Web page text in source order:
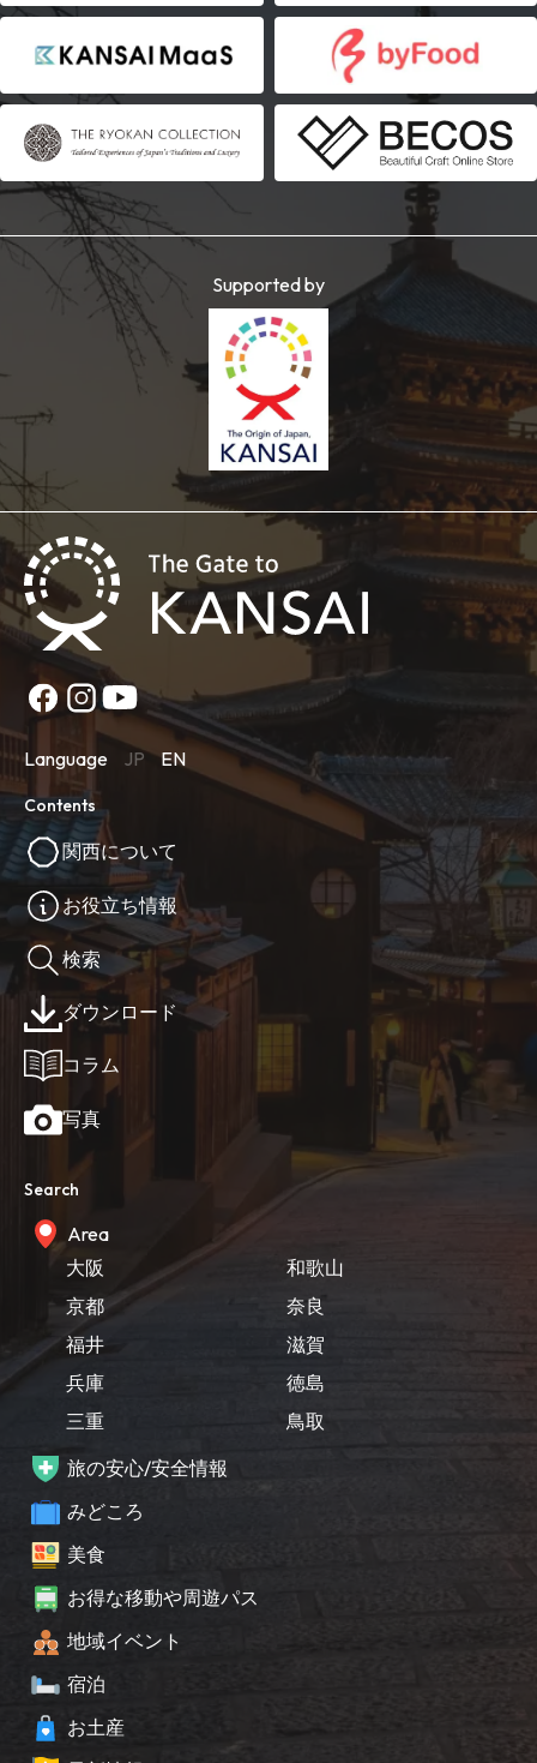
Supported by
Language JP EN
Contents
関西について
お役立ち情報
検索
ダウンロード
コラム
写真
Search
Area
大阪
京都
福井
兵庫
三重
和歌山
奈良
滋賀
徳島
鳥取
旅の安心/安全情報
みどころ
美食
お得な移動や周遊パス
地域イベント
宿泊
お土産